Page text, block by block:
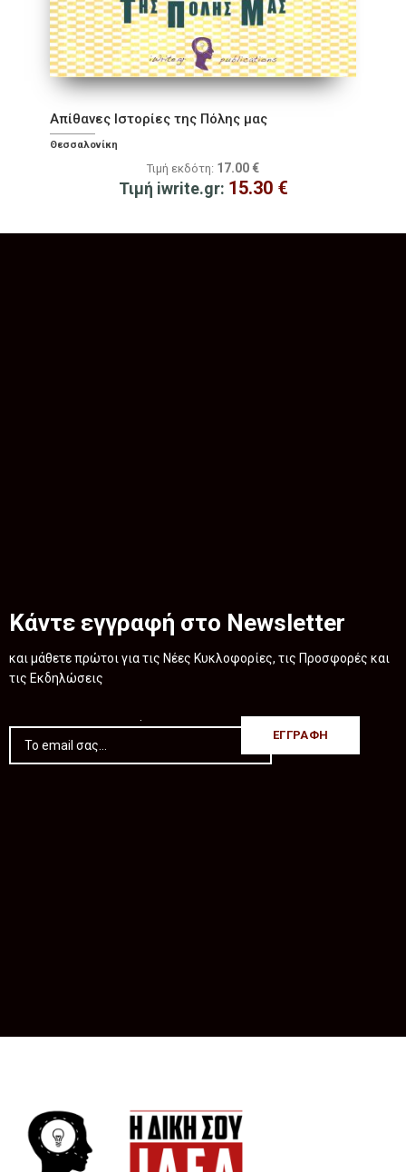
Απίθανες Ιστορίες της Πόλης μας
Θεσσαλονίκη
Τιμή εκδότη: 17.00 €
Τιμή iwrite.gr: 15.30 €
Κάντε εγγραφή στο Newsletter
και μάθετε πρώτοι για τις Νέες Κυκλοφορίες, τις Προσφορές και
τις Εκδηλώσεις
.